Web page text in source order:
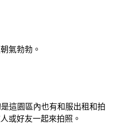
氣勃勃。
這園區內也有和服出租和拍
或好友一起來拍照。